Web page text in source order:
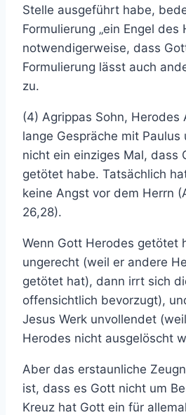
Stelle ausgeführt habe,
Formulierung „ein Engel des
notwendigerweise, dass
Formulierung lässt auch
zu.
(4) Agrippas Sohn, Herodes
lange Gespräche mit Paulus
nicht ein einziges Mal, dass
getötet habe. Tatsächlich
keine Angst vor dem Herrn
26,28).
Wenn Gott Herodes getötet
ungerecht (weil er andere
getötet hat), dann irrt sich
offensichtlich bevorzugt),
Jesus Werk unvollendet
Herodes nicht ausgelöscht
Aber das erstaunliche
ist, dass es Gott nicht um
Kreuz hat Gott ein für